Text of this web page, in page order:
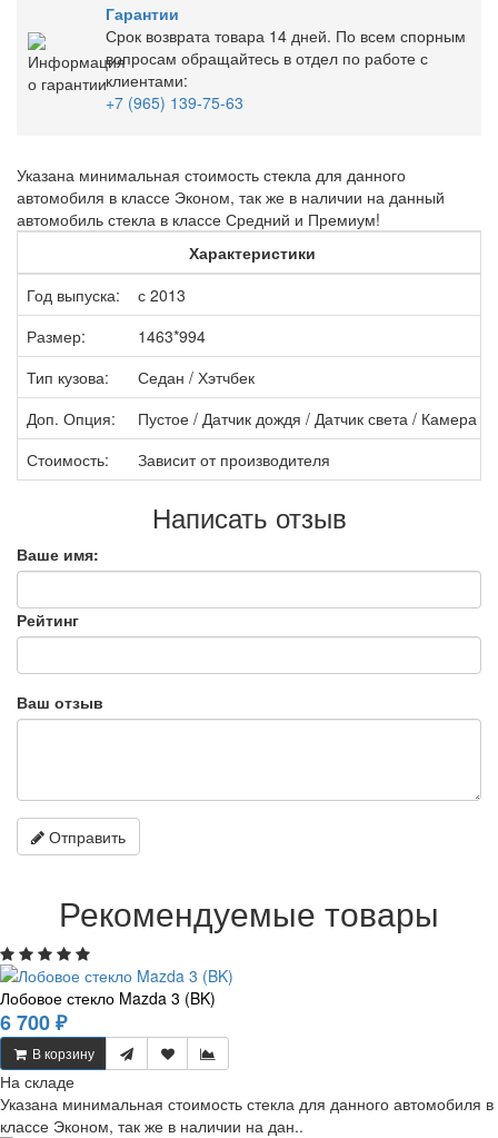
Гарантии
Срок возврата товара 14 дней. По всем спорным
вопросам обращайтесь в отдел по работе с
клиентами:
+7 (965) 139-75-63
Указана минимальная стоимость стекла для данного
автомобиля в классе Эконом, так же в наличии на данный
автомобиль стекла в классе Средний и Премиум!
Характеристики
Год выпуска:
с 2013
Размер:
1463*994
Тип кузова:
Седан / Хэтчбек
Доп. Опция:
Пустое / Датчик дождя / Датчик света / Камера
Стоимость:
Зависит от производителя
Написать отзыв
Ваше имя:
Рейтинг
Ваш отзыв
Отправить
Рекомендуемые товары
Лобовое стекло Mazda 3 (BK)
6 700 ₽
В корзину
На складе
Указана минимальная стоимость стекла для данного автомобиля в
классе Эконом, так же в наличии на дан..